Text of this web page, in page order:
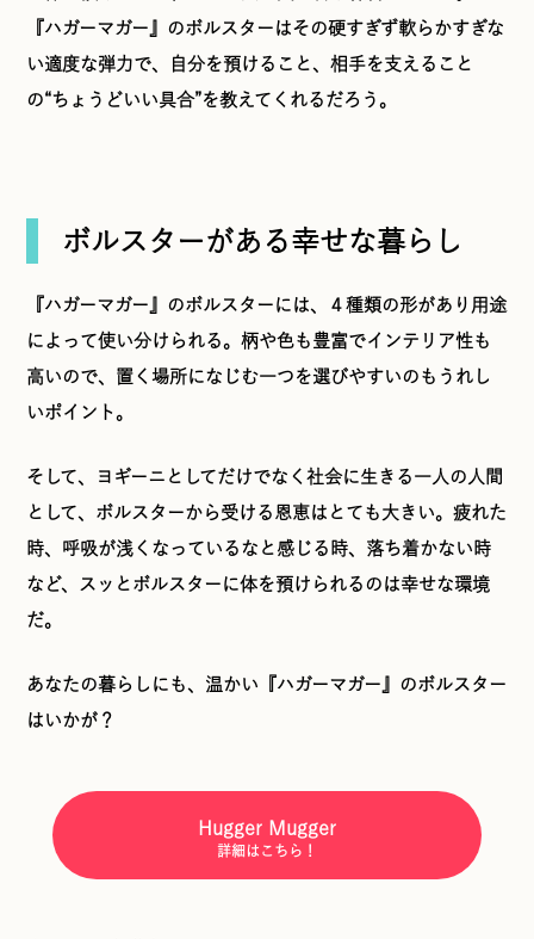
『ハガーマガー』のボルスターはその硬すぎず軟らかすぎな
い適度な弾力で、自分を預けること、相手を支えること
の“ちょうどいい具合”を教えてくれるだろう。
ボルスターがある幸せな暮らし
『ハガーマガー』のボルスターには、４種類の形があり用途
によって使い分けられる。柄や色も豊富でインテリア性も
高いので、置く場所になじむ一つを選びやすいのもうれし
いポイント。
そして、ヨギーニとしてだけでなく社会に生きる一人の人間
として、ボルスターから受ける恩恵はとても大きい。疲れた
時、呼吸が浅くなっているなと感じる時、落ち着かない時
など、スッとボルスターに体を預けられるのは幸せな環境
だ。
あなたの暮らしにも、温かい『ハガーマガー』のボルスター
はいかが？
Hugger Mugger
詳細はこちら！